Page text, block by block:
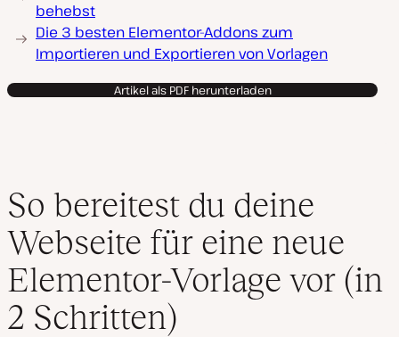
behebst
Die 3 besten Elementor-Addons zum
Importieren und Exportieren von Vorlagen
Artikel als PDF herunterladen
So bereitest du deine
Webseite für eine neue
Elementor-Vorlage vor (in
2 Schritten)